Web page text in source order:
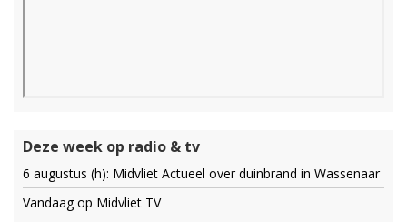
Deze week op radio & tv
6 augustus (h): Midvliet Actueel over duinbrand in Wassenaar
Vandaag op Midvliet TV